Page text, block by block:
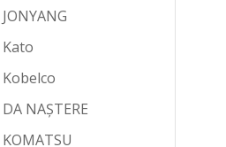
JONYANG
Kato
Kobelco
DA NAȘTERE
KOMATSU